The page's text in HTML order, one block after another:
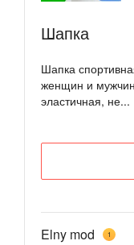
Шапка
Шапка
женщин и
эластичная, не...
Elny mod 1